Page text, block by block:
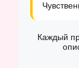
Каждый